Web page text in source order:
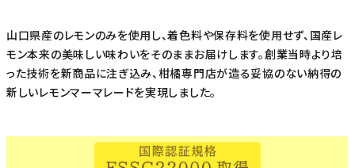
山口県産のレモンのみを使用し、着色料や保存料を使用せず、国産レ
モン本来の美味しい味わいをそのままお届けします。創業当時より培
った技術を新商品に注ぎ込み、柑橘専門店が造る妥協のない納得の
新しいレモンマーマレードを実現しました。